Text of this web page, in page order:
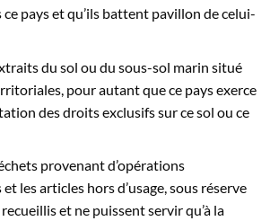
pays et qu’ils battent pavillon de celui-
du sol ou du sous-sol marin situé
pour autant que ce pays exerce
des droits exclusifs sur ce sol ou ce
provenant d’opérations
les articles hors d’usage, sous réserve
et ne puissent servir qu’à la